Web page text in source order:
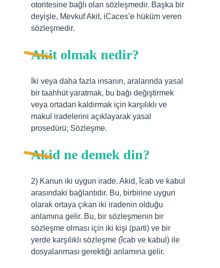
otoritesine bağlı olan sözleşmedir. Başka bir
deyişle, Mevkuf Akit, iCaces’e hüküm veren
sözleşmedir.
Akit olmak nedir?
İki veya daha fazla insanın, aralarında yasal
bir taahhüt yaratmak, bu bağı değiştirmek
veya ortadan kaldırmak için karşılıklı ve
makul iradelerini açıklayarak yasal
prosedürü; Sözleşme.
Akid ne demek din?
2) Kanun iki uygun irade. Akid, îcab ve kabul
arasındaki bağlantıdır. Bu, birbirine uygun
olarak ortaya çıkan iki iradenin olduğu
anlamına gelir. Bu, bir sözleşmenin bir
sözleşme olması için iki kişi (parti) ve bir
yerde karşılıklı sözleşme (îcab ve kabul) ile
dosyalanması gerektiği anlamına gelir.